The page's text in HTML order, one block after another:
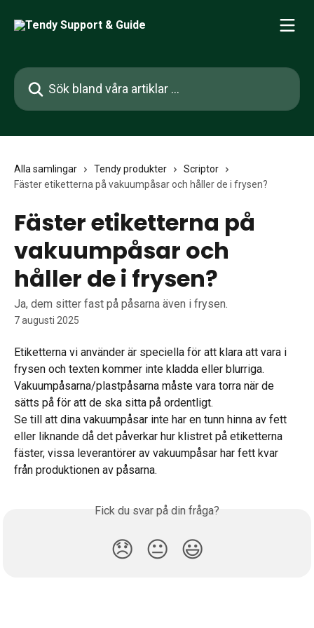
Sök bland våra artiklar …
Alla samlingar Tendy produkter
Scriptor
Fäster etiketterna på vakuumpåsar och håller de i frysen?
Fäster etiketterna på
vakuumpåsar och
håller de i frysen?
Ja, dem sitter fast på påsarna även i frysen.
7 augusti 2025
Etiketterna vi använder är speciella för att klara att vara i
frysen och texten kommer inte kladda eller blurriga.
Vakuumpåsarna/plastpåsarna måste vara torra när de
sätts på för att de ska sitta på ordentligt.
Se till att dina vakuumpåsar inte har en tunn hinna av fett
eller liknande då det påverkar hur klistret på etiketterna
fäster, vissa leverantörer av vakuumpåsar har fett kvar
från produktionen av påsarna.
Fick du svar på din fråga?
😞 😐 😃